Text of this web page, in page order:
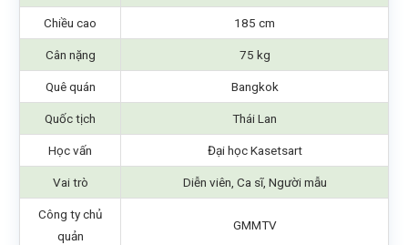
Chiều cao 185 cm
Cân nặng 75 kg
Quê quán Bangkok
Quốc tịch Thái Lan
Học vấn Đại học Kasetsart
Vai trò Diễn viên, Ca sĩ, Người mẫu
Công ty chủ
quản
GMMTV